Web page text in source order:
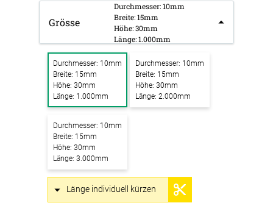
Grösse
Durchmesser: 10mm
Breite: 15mm
Höhe: 30mm
Länge: 1.000mm
Durchmesser: 10mm
Breite: 15mm
Höhe: 30mm
Länge: 1.000mm
Durchmesser: 10mm
Breite: 15mm
Höhe: 30mm
Länge: 2.000mm
Durchmesser: 10mm
Breite: 15mm
Höhe: 30mm
Länge: 3.000mm
Länge individuell kürzen